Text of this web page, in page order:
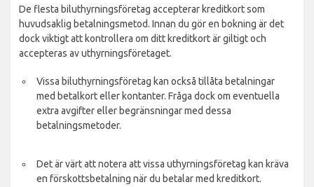
De flesta biluthyrningsföretag accepterar kreditkort som
huvudsaklig betalningsmetod. Innan du gör en bokning är det
dock viktigt att kontrollera om ditt kreditkort är giltigt och
accepteras av uthyrningsföretaget.
Vissa biluthyrningsföretag kan också tillåta betalningar
med betalkort eller kontanter. Fråga dock om eventuella
extra avgifter eller begränsningar med dessa
betalningsmetoder.
Det är värt att notera att vissa uthyrningsföretag kan kräva
en förskottsbetalning när du betalar med kreditkort.